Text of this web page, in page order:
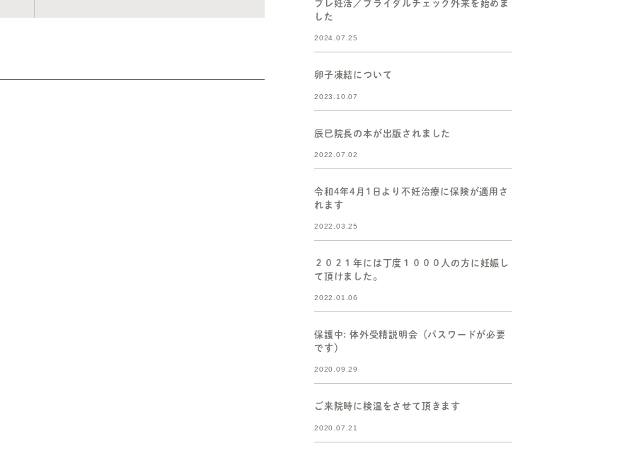
プレ妊活／ブライダルチェック外来を始めま
した
2024.07.25
卵子凍結について
2023.10.07
辰巳院長の本が出版されました
2022.07.02
令和4年4月1日より不妊治療に保険が適用さ
れます
2022.03.25
２０２１年には丁度１０００人の方に妊娠し
て頂けました。
2022.01.06
保護中: 体外受精説明会（パスワードが必要
です）
2020.09.29
ご来院時に検温をさせて頂きます
2020.07.21